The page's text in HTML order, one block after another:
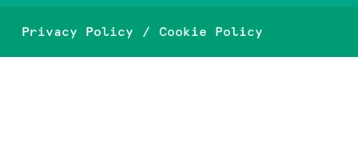
Privacy Policy Cookie Policy